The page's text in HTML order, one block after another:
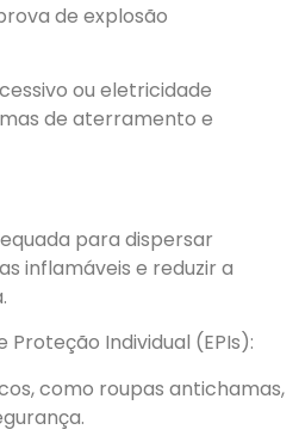
de explosão
ou eletricidade
de aterramento e
para dispersar
inflamáveis e reduzir a
Proteção Individual (EPIs):
como roupas antichamas,